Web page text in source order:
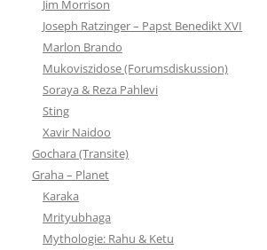
Jim Morrison
Joseph Ratzinger – Papst Benedikt XVI
Marlon Brando
Mukoviszidose (Forumsdiskussion)
Soraya & Reza Pahlevi
Sting
Xavir Naidoo
Gochara (Transite)
Graha – Planet
Karaka
Mrityubhaga
Mythologie: Rahu & Ketu